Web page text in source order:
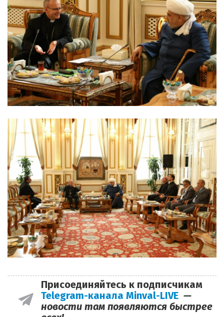
Присоединяйтесь к подписчикам
Telegram-канала Minval-LIVE —
новости там появляются быстрее